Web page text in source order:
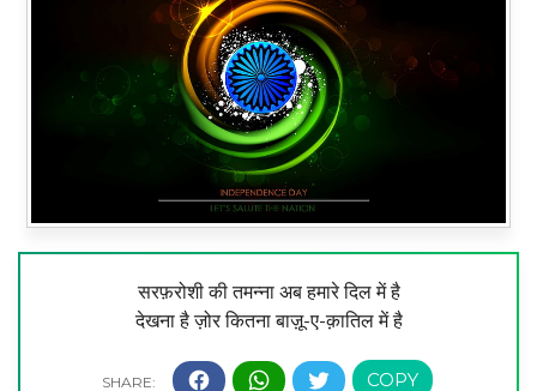
सरफ़रोशी की तमन्ना अब हमारे दिल में है
देखना है ज़ोर कितना बाज़ू-ए-क़ातिल में है